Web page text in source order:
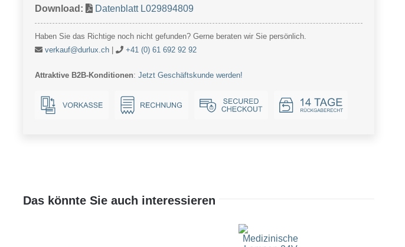
Tube
24-
1310Lm
865
Download: Datenblatt L029894809
Haben Sie das Richtige noch nicht gefunden? Gerne beraten wir Sie persönlich.
verkauf@durlux.ch| +41 (0) 61 692 92 92
Attraktive B2B-Konditionen: Jetzt Geschäftskunde werden!
Das könnte Sie auch interessieren